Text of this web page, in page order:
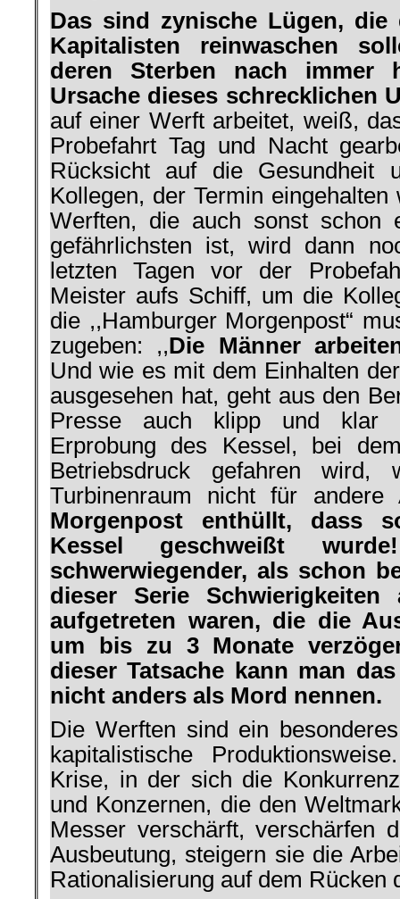
Das sind zynische Lügen,
Kapitalisten reinwaschen
deren Sterben nach immer
Ursache dieses schrecklichen
auf einer Werft arbeitet, weiß,
Probefahrt Tag und Nacht
Rücksicht auf die Gesundheit
Kollegen, der Termin
Werften, die auch sonst schon
gefährlichsten ist, wird dann
letzten Tagen vor der
Meister aufs Schiff, um die
die ,,Hamburger Morgenpost“
zugeben: ,,Die Männer
Und wie es mit dem Einhalten
ausgesehen hat, geht aus den
Presse auch klipp und klar
Erprobung des Kessel, bei
Betriebsdruck gefahren
Turbinenraum nicht für
Morgenpost enthüllt, dass
Kessel geschweißt
schwerwiegender, als schon
dieser Serie Schwierigkeiten
aufgetreten waren, die die
um bis zu 3 Monate
dieser Tatsache kann man
nicht anders als Mord nennen.
Die Werften sind ein
kapitalistische
Krise, in der sich die
und Konzernen, die den
Messer verschärft, verschärfen
Ausbeutung, steigern sie die
Rationalisierung auf dem Rücken